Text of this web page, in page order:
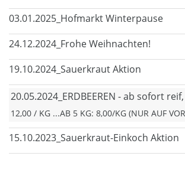
03.01.2025_Hofmarkt Winterpause
24.12.2024_Frohe Weihnachten!
19.10.2024_Sauerkraut Aktion
20.05.2024_ERDBEEREN - ab sofort
12,00 / KG ...AB 5 KG: 8,00/KG (NUR AUF
15.10.2023_Sauerkraut-Einkoch Aktion